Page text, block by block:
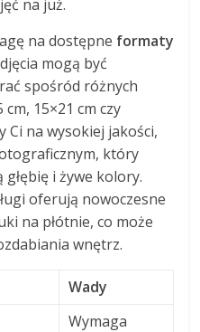
na już.
na dostępne formaty
mogą być
spośród różnych
15×21 cm czy
Ci na wysokiej jakości,
który
i żywe kolory.
oferują nowoczesne
na płótnie, co może
wnętrz.
Wady
Wymaga